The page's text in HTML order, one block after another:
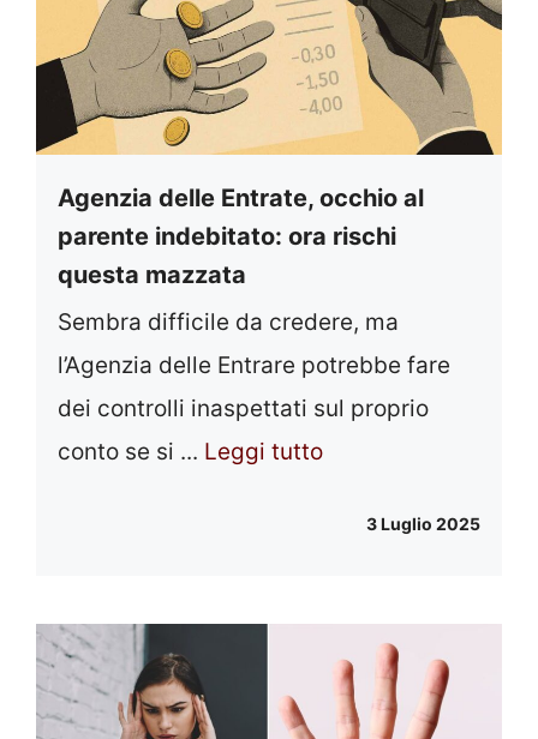
Agenzia delle Entrate, occhio al
parente indebitato: ora rischi
questa mazzata
Sembra difficile da credere, ma
l’Agenzia delle Entrare potrebbe fare
dei controlli inaspettati sul proprio
conto se si ... Leggi tutto
3 Luglio 2025